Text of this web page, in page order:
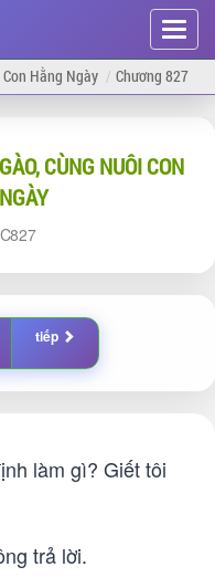
Hiện
menu
Hằng Ngày Chương 827
CÙNG NUÔI CON
827
tiếp
làm gì? Giết tôi
trả lời.